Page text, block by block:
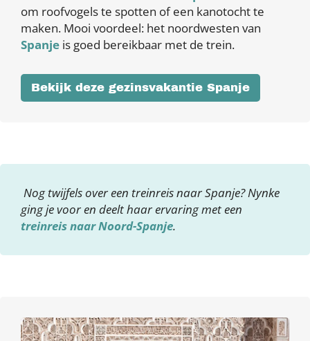
om roofvogels te spotten of een kanotocht te
maken. Mooi voordeel: het noordwesten van
Spanje is goed bereikbaar met de trein.
Bekijk deze gezinsvakantie Spanje
Nog twijfels over een treinreis naar Spanje? Nynke
ging je voor en deelt haar ervaring met een
treinreis naar Noord-Spanje.